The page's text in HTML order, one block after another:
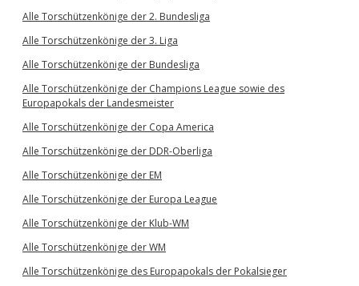
Alle Torschützenkönige der 2. Bundesliga
Alle Torschützenkönige der 3. Liga
Alle Torschützenkönige der Bundesliga
Alle Torschützenkönige der Champions League sowie des
Europapokals der Landesmeister
Alle Torschützenkönige der Copa America
Alle Torschützenkönige der DDR-Oberliga
Alle Torschützenkönige der EM
Alle Torschützenkönige der Europa League
Alle Torschützenkönige der Klub-WM
Alle Torschützenkönige der WM
Alle Torschützenkönige des Europapokals der Pokalsieger